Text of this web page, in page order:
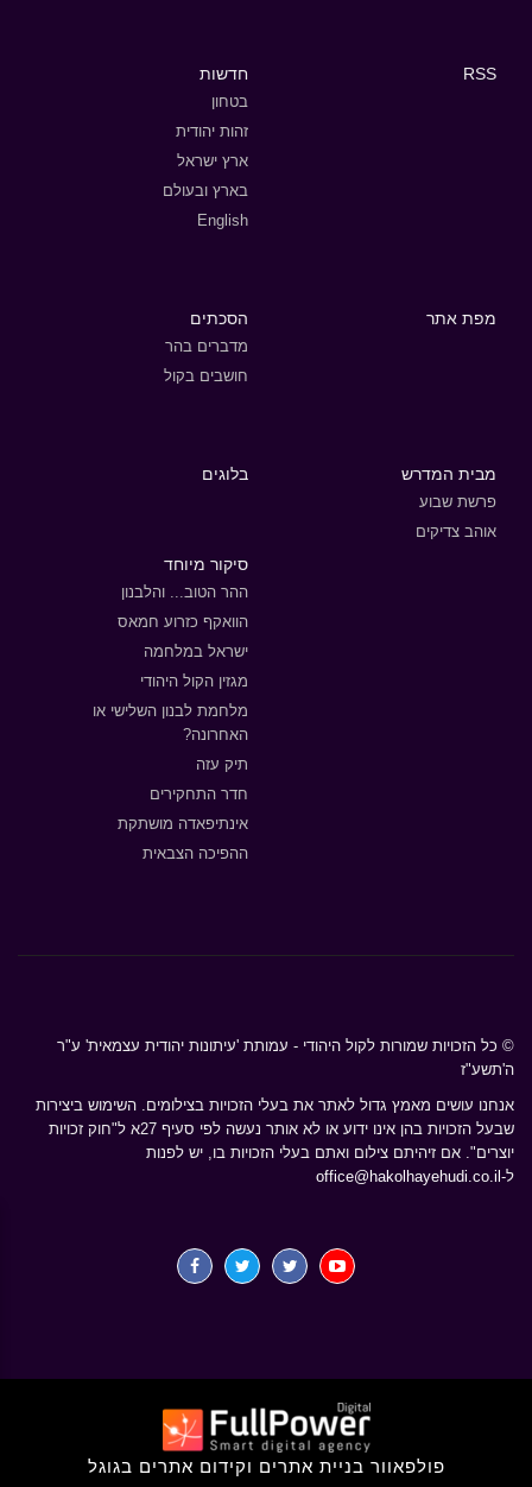
RSS חדשות
בטחון
זהות יהודית
ארץ ישראל
בארץ ובעולם
English
מפת אתר הסכתים
מדברים בהר
חושבים בקול
מבית המדרש
פרשת שבוע
אוהב צדיקים
בלוגים
סיקור מיוחד
ההר הטוב... והלבנון
הוואקף כזרוע חמאס
ישראל במלחמה
מגזין הקול היהודי
מלחמת לבנון השלישי או
האחרונה?
תיק עזה
חדר התחקירים
אינתיפאדה מושתקת
ההפיכה הצבאית
© כל הזכויות שמורות לקול היהודי - עמותת 'עיתונות יהודית עצמאית' ע"ר
ה'תשע"ז
אנחנו עושים מאמץ גדול לאתר את בעלי הזכויות בצילומים. השימוש ביצירות
שבעל הזכויות בהן אינו ידוע או לא אותר נעשה לפי סעיף 27א ל"חוק זכויות
יוצרים". אם זיהיתם צילום ואתם בעלי הזכויות בו, יש לפנות
ל- office@hakolhayehudi.co.il
פולפאוור בניית אתרים וקידום אתרים בגוגל